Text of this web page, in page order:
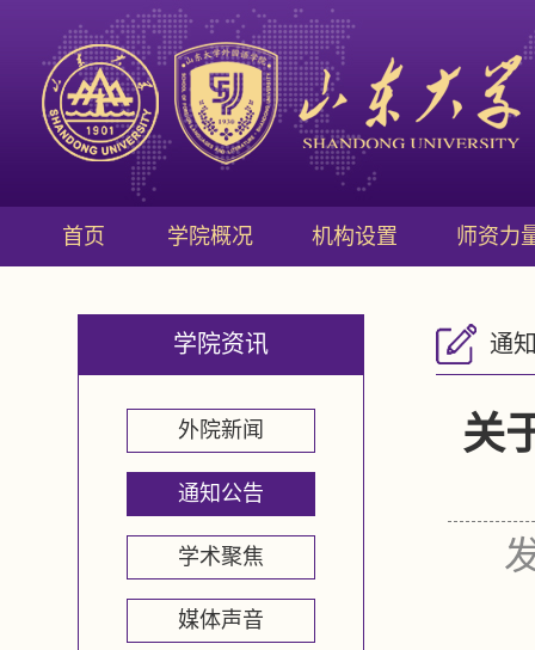
首页 学院概况 机构设置 师资力
学院资讯
外院新闻
通知公告
学术聚焦
媒体声音
通
关